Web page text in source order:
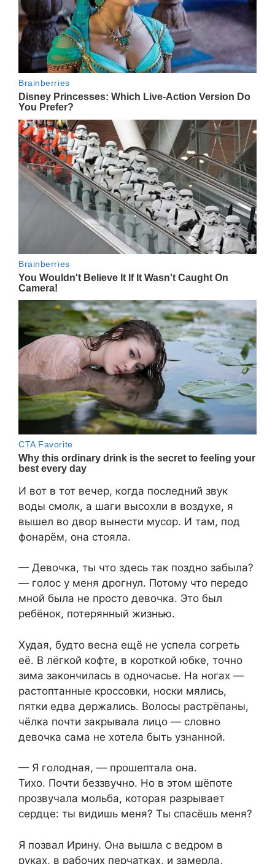
И вот в тот вечер, когда последний звук
воды смолк, а шаги высохли в воздухе, я
вышел во двор вынести мусор. И там, под
фонарём, она стояла.
— Девочка, ты что здесь так поздно забыла?
— голос у меня дрогнул. Потому что передо
мной была не просто девочка. Это был
ребёнок, потерянный жизнью.
Худая, будто весна ещё не успела согреть
её. В лёгкой кофте, в короткой юбке, точно
зима закончилась в одночасье. На ногах —
растоптанные кроссовки, носки мялись,
пятки едва держались. Волосы растрёпаны,
чёлка почти закрывала лицо — словно
девочка сама не хотела быть узнанной.
— Я голодная, — прошептала она.
Тихо. Почти беззвучно. Но в этом шёпоте
прозвучала мольба, которая разрывает
сердце: ты видишь меня? Ты спасёшь меня?
Я позвал Ирину. Она вышла с ведром в
руках, в рабочих перчатках, и замерла,